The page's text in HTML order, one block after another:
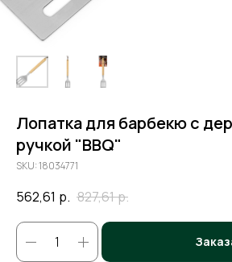
Лопатка для барбекю с
ручкой "BBQ"
SKU:18034771
562,61 р. 827,61р.